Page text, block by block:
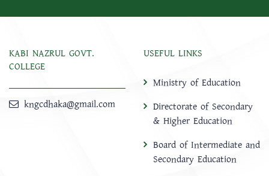
KABI NAZRUL GOVT.
COLLEGE
kngcdhaka@gmail.com
USEFUL LINKS
Ministry of Education
Directorate of Secondary
& Higher Education
Board of Intermediate and
Secondary Education